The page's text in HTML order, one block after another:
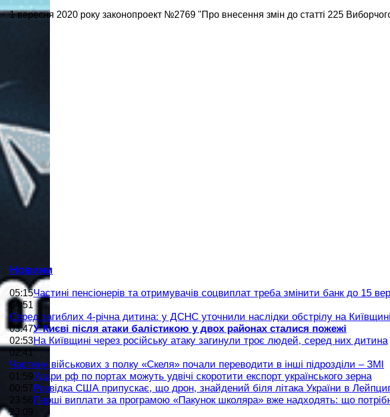
1 вересня 2020 року законопроект №2769 "Про внесення змін до статті 225
Новини
05:15Частині пенсіонерів та отримувачів соцвиплат треба змінити банк до 15
04:51
Серед загиблих 4-річна дитина: у ДСНС уточнили наслідки обстрілу на Київщині
03:47У Києві після атаки балістикою у двох районах сталися пожежі
02:53На Київщині через російську атаку загинули троє людей, серед них дитина
02:41
Частину військових з полку «Скеля» почали переводити в інші підрозділи – ЗМІ
01:59Удари рф по портах можуть удвічі скоротити експорт українського зерна
00:57 Розвідка США припускає, що дрон, знайдений біля літака України в
23:56 Перші виплати за програмою «Пакунок школяра» вже надходять: що
23:09